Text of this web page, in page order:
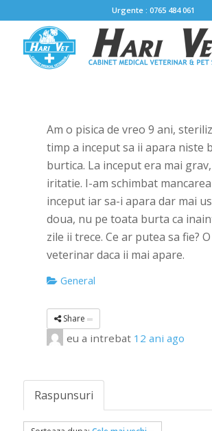
Urgente : 0765 484 061
Am o pisica de vreo 9 ani,
timp a inceput sa ii apara niste
burtica. La inceput era mai
iritatie. I-am schimbat
inceput iar sa-i apara dar mai
doua, nu pe toata burta ca
zile ii trece. Ce ar putea sa fie?
veterinar daca ii mai apare.
General
Share
eu a intrebat 12 ani ago
Raspunsuri